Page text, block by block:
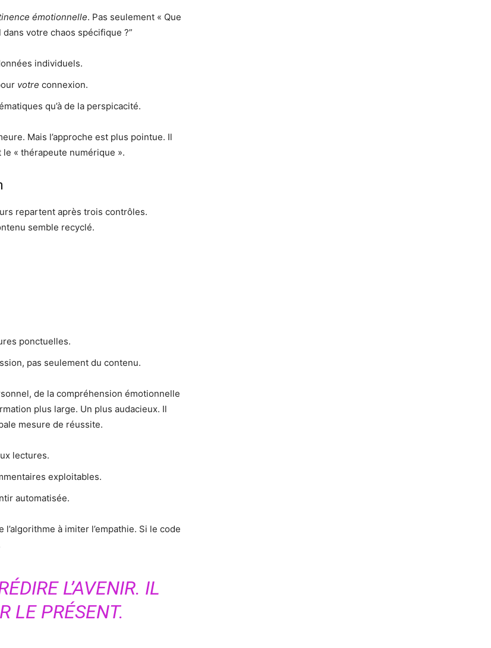
émotionnelle. Pas seulement « Que
votre chaos spécifique ?”
individuels.
votre connexion.
qu’à de la perspicacité.
Mais l’approche est plus pointue. Il
« thérapeute numérique ».
repartent après trois contrôles.
semble recyclé.
ponctuelles.
pas seulement du contenu.
de la compréhension émotionnelle
plus large. Un plus audacieux. Il
mesure de réussite.
lectures.
exploitables.
automatisée.
à imiter l’empathie. Si le code
L’AVENIR. IL
LE PRÉSENT.